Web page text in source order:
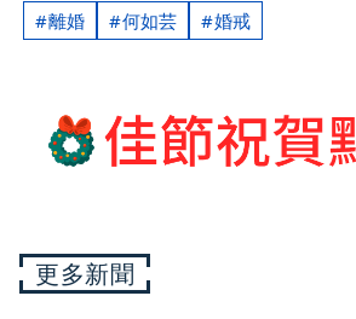
離婚 何如芸 婚戒
更多新聞